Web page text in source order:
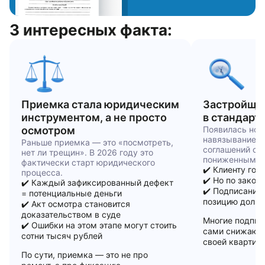
подтверждается свидетельством о допуске к
соответствующим видам работ.
Сами эксперты должны иметь профильное строительное
строительстве и аттестацию. Специалисты, проводящие
судебные экспертизы, дополнительно проходят аттестацию
в качестве судебных экспертов.
Важный критерий — наличие специалистов в
Национальных реестрах НОСТРОЙ и НОПРИЗ. Это
публично верифицируемые базы данных, где можно
проверить квалификацию конкретного человека.
В СпецНовострой работают аттестованные эксперты с
профильным строительным образованием и стажем от 5
лет, внесённые в соответствующие реестры. Перед
каждым выездом мы готовы предоставить копии
документов, подтверждающих квалификацию
специалиста.
Что проверяет эксперт: зоны
осмотра и типичные дефекты
Профессиональная экспертиза охватывает все
конструктивные элементы и инженерные системы
3 интересных факта:
Приемка стала юридическим
инструментом, а не просто
осмотром
Раньше приемка — это «посмотреть,
нет ли трещин». В 2026 году это
фактически старт юридического
процесса.
✔️ Каждый зафиксированный дефект
= потенциальные деньги
✔️ Акт осмотра становится
доказательством в суде
✔️ Ошибки на этом этапе могут стоить
сотни тысяч рублей
По сути, приемка — это не про
в
Появилась
навязывание
соглашений с
пониженным
✔️ Клиенту
✔️ Но по
✔️ Подписание
позицию
Многие
сами снижают
своей